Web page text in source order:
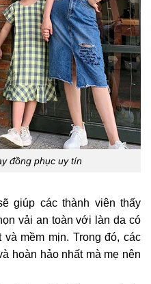
đồng phục uy tín
giúp các thành viên thấy
vải an toàn với làn da có
mềm mịn. Trong đó, các
hoàn hảo nhất mà mẹ nên